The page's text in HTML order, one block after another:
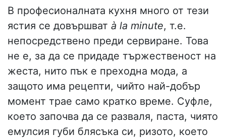
В професионалната кухня много от тези
ястия се довършват à la minute, т.е.
непосредствено преди сервиране. Това
не е, за да се придаде тържественост на
жеста, нито пък е преходна мода, а
защото има рецепти, чийто най-добър
момент трае само кратко време. Суфле,
което започва да се разваля, паста, чиято
емулсия губи блясъка си, ризото, което